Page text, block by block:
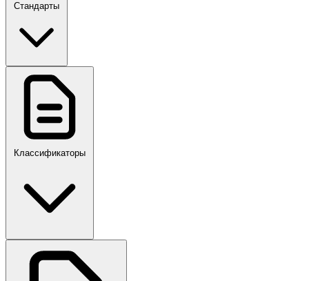
Стандарты
ГОСТ, ГОСТ Р, ПНСТ
ПР,Р,ПМГ,РМГ
Классификаторы